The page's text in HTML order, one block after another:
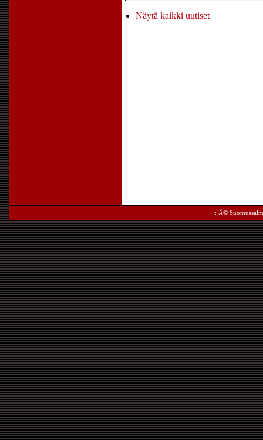
Näytä kaikki uutiset
:: Â©